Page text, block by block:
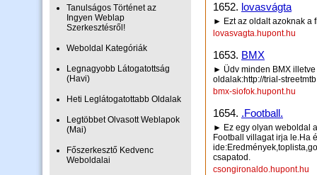
Tanulságos Történet az
Ingyen Weblap
Szerkesztésről!
Weboldal Kategóriák
Legnagyobb Látogatottság
(Havi)
Heti Leglátogatottabb Oldalak
Legtöbbet Olvasott Weblapok
(Mai)
Főszerkesztő Kedvenc
Weboldalai
1652. lovasvágta
► Ezt az oldalt azoknak a
lovasvagta.hupont.hu
1653. BMX
► Üdv minden BMX
oldalak:http://trial-
bmx-siofok.hupont.hu
1654. .Football.
► Ez egy olyan weboldal
Football villagat irja le.Ha
csapatod.
csongironaldo.hupont.hu